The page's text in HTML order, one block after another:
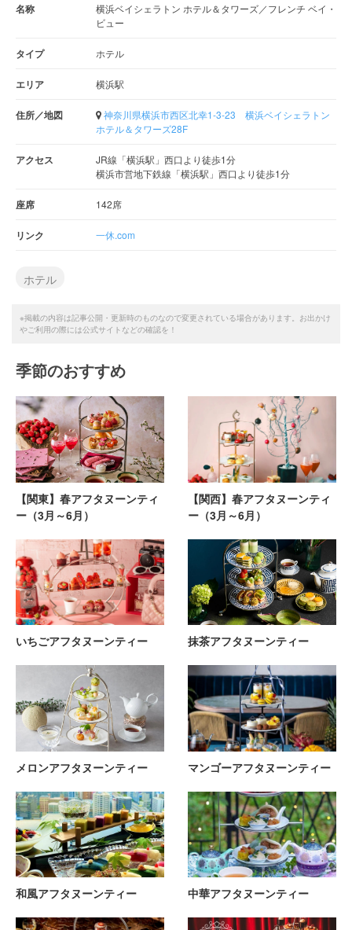
名称
横浜ベイシェラトン ホテル＆タワーズ／フレンチ ベイ・
ビュー
タイプ ホテル
エリア 横浜駅
住所／地図
神奈川県横浜市西区北幸1-3-23 横浜ベイシェラトン
ホテル＆タワーズ28F
アクセス
JR線「横浜駅」西口より徒歩1分
横浜市営地下鉄線「横浜駅」西口より徒歩1分
座席 142席
リンク 一休.com
ホテル
※掲載の内容は記事公開・更新時のものなので変更されている場合があります。お出かけ
やご利用の際には公式サイトなどの確認を！
季節のおすすめ
【関東】春アフタヌーンティ
ー（3月～6月）
【関西】春アフタヌーンティ
ー（3月～6月）
いちごアフタヌーンティー 抹茶アフタヌーンティー
メロンアフタヌーンティー マンゴーアフタヌーンティー
和風アフタヌーンティー 中華アフタヌーンティー